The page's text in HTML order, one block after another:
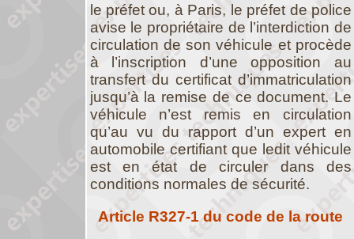
le préfet ou, à Paris, le préfet de police
avise le propriétaire de l’interdiction de
circulation de son véhicule et procède
à l’inscription d’une opposition au
transfert du certificat d’immatriculation
jusqu’à la remise de ce document. Le
véhicule n’est remis en circulation
qu’au vu du rapport d’un expert en
automobile certifiant que ledit véhicule
est en état de circuler dans des
conditions normales de sécurité.
Article R327-1 du code de la route